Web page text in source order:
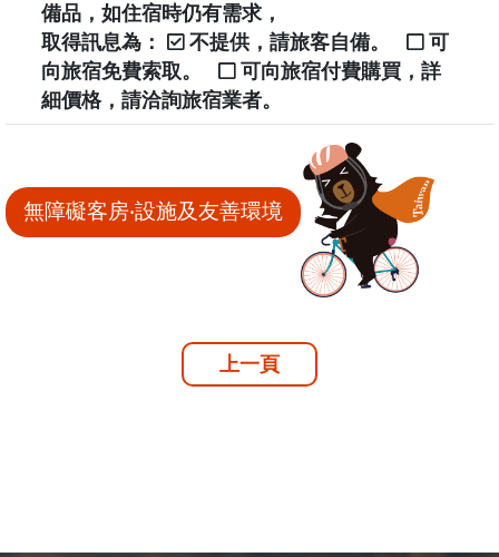
備品，如住宿時仍有需求，
取得訊息為：
不提供，請旅客自備。
可
向旅宿免費索取。
可向旅宿付費購買，詳
細價格，請洽詢旅宿業者。
無障礙客房‧設施及友善環境
上一頁